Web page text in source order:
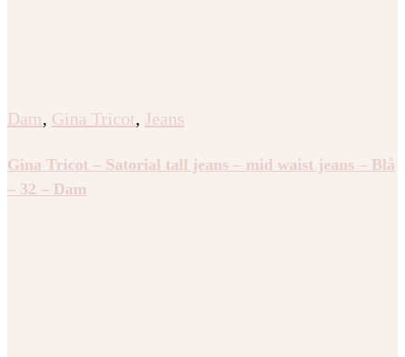
Dam, Gina Tricot, Jeans
Gina Tricot – Satorial tall jeans – mid waist jeans – Blå
– 32 – Dam